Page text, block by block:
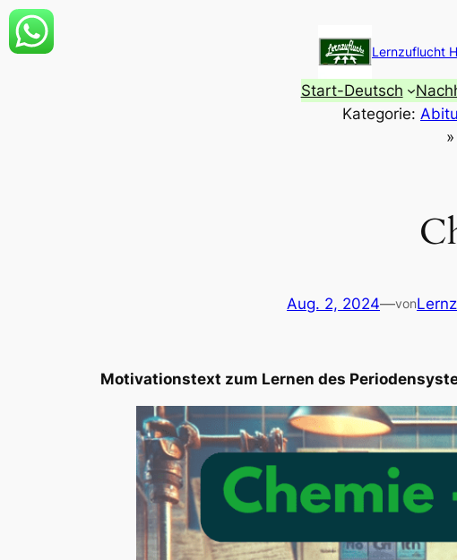
Zum
Inhalt
Lernzuflucht
Start-Deutsch
Kategorie:
»
Aug. 2, 2024—von
Motivationstext zum Lernen des